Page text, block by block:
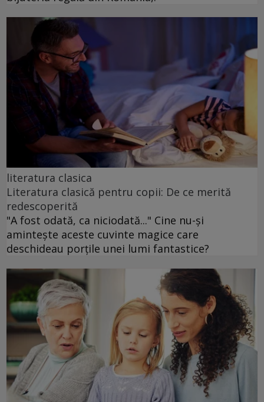
literatura clasica
Literatura clasică pentru copii: De ce merită
redescoperită
"A fost odată, ca niciodată..." Cine nu-și
amintește aceste cuvinte magice care
deschideau porțile unei lumi fantastice?